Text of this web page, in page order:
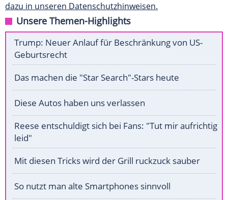
dazu in unseren Datenschutzhinweisen.
Unsere Themen-Highlights
Trump: Neuer Anlauf für Beschränkung von US-
Geburtsrecht
Das machen die "Star Search"-Stars heute
Diese Autos haben uns verlassen
Reese entschuldigt sich bei Fans: "Tut mir aufrichtig
leid"
Mit diesen Tricks wird der Grill ruckzuck sauber
So nutzt man alte Smartphones sinnvoll